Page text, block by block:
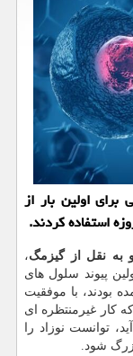
برای اولین بار از
استفاده كردند.
به نقل از گیزمگ،
پیوند سلول های
بودند، با موفقیت
کار غیرمنتظره ای
توانست نوزاد را
بزرگ شود.